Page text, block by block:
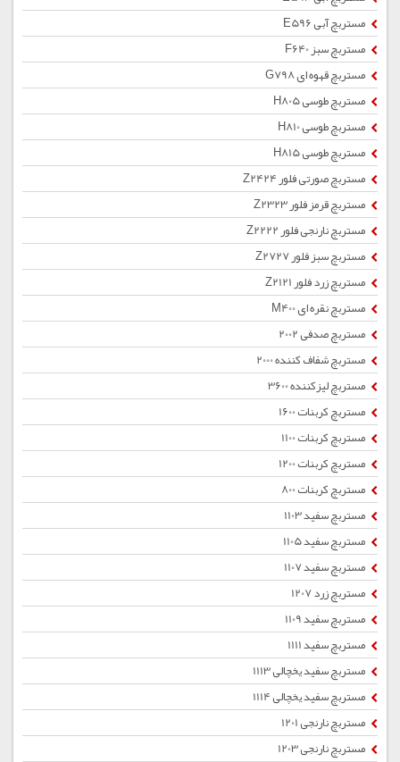
مستربچ آبی E596
مستربچ سبز F640
مستربچ قهوه ای G798
مستربچ طوسی H805
مستربچ طوسی H810
مستربچ طوسی H815
مستربچ صورتی فلور Z2424
مستربچ قرمز فلور Z2323
مستربچ نارنجی فلور Z2222
مستربچ سبز فلور Z2727
مستربچ زرد فلور Z2121
مستربچ نقره ای M400
مستربچ صدفی 2002
مستربچ شفاف کننده 2000
مستربچ لیزکننده 3600
مستربچ کربنات 1600
مستربچ کربنات 1100
مستربچ کربنات 1200
مستربچ کربنات 800
مستربچ سفید 1103
مستربچ سفید 1105
مستربچ سفید 1107
مستربچ زرد 1207
مستربچ سفید 1109
مستربچ سفید 1111
مستربچ سفید یخچالی 1113
مستربچ سفید یخچالی 1114
مستربچ نارنجی 1201
مستربچ نارنجی 1203